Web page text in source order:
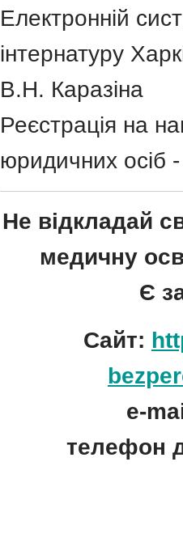
Електронній
інтернатуру
В.Н. Каразіна
Реєстрація на
юридичних осіб
Не відкладай
медичну
Є
Сайт:
e-
телефон